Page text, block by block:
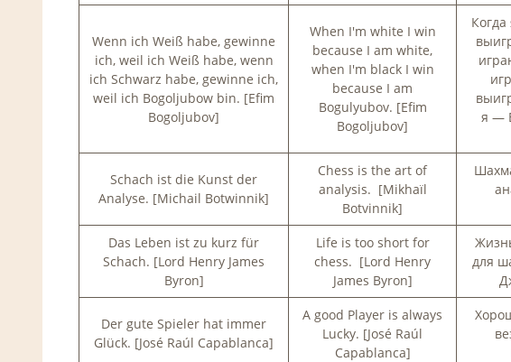
Wenn ich Weiß habe, gewinne
ich, weil ich Weiß habe, wenn
ich Schwarz habe, gewinne ich,
weil ich Bogoljubow bin. [Efim
Bogoljubov]
When I'm white I win
because I am white,
when I'm black I win
because I am
Bogulyubov. [Efim
Bogoljubov]
я —
Schach ist die Kunst der
Analyse. [Michail Botwinnik]
Chess is the art of
analysis. [Mikhaïl
Botvinnik]
Das Leben ist zu kurz für
Schach. [Lord Henry James
Byron]
Life is too short for
chess. [Lord Henry
James Byron]
для
Der gute Spieler hat immer
Glück. [José Raúl Capablanca]
A good Player is always
Lucky. [José Raúl
Capablanca]